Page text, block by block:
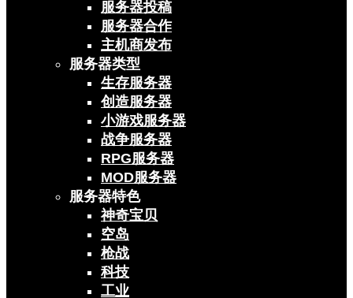
服务器投稿
服务器合作
主机商发布
服务器类型
生存服务器
创造服务器
小游戏服务器
战争服务器
RPG服务器
MOD服务器
服务器特色
神奇宝贝
空岛
枪战
科技
工业